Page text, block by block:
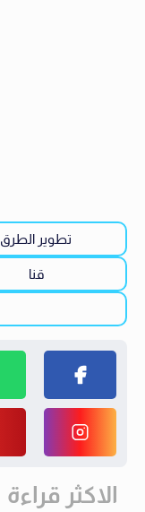
تطوير الطرق
قنا
الاكثر قراءة